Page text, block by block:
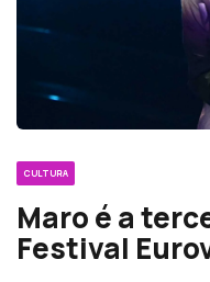
CULTURA
Maro é a
Festival